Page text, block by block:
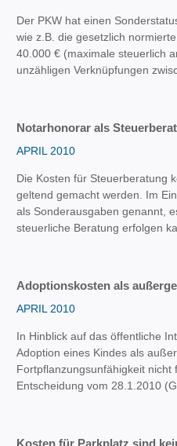
Der PKW hat einen
wie z.B. die gesetzlich
40.000 € (maximale steuerlich
unzähligen Verknüpfungen
Notarhonorar als
APRIL 2010
Die Kosten für Steuerberatung
geltend gemacht werden. Im
als Sonderausgaben genannt,
steuerliche Beratung erfolgen
Adoptionskosten als
APRIL 2010
In Hinblick auf das öffentliche
Adoption eines Kindes als
Fortpflanzungsunfähigkeit
Entscheidung vom 28.1.2010
Kosten für Parkplatz sind